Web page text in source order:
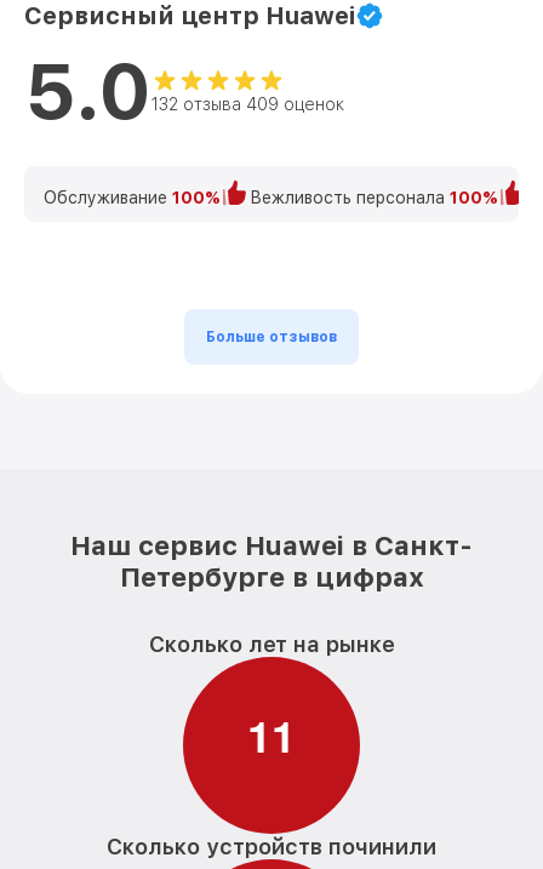
Сервисный центр Huawei
5.0 132 отзыва 409 оценок
Обслуживание 100% Вежливость персонала 100%
Больше отзывов
Наш сервис Huawei в Санкт-
Петербурге в цифрах
Сколько лет на рынке
11
Сколько устройств починили